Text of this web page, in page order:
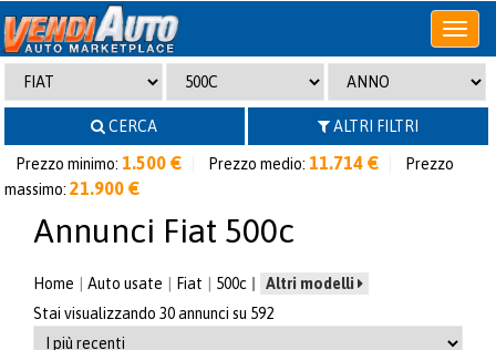
Apri
o
chiudi
menu
CERCA
ALTRI FILTRI
Prezzo minimo: 1.500 € Prezzo medio: 11.714 €
Prezzo
massimo: 21.900 €
Annunci Fiat 500c
Home Auto usate Fiat 500c
Altri modelli
Stai visualizzando 30 annunci su 592